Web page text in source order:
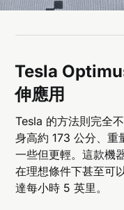
Tesla
伸應用
Tesla 的方法則完全
身高約 173 公分、
一些但更輕。這款機
在理想條件下甚至可
達每小時 5 英里。